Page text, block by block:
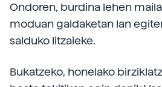
Ondoren, burdina lehen
moduan galdaketan lan
salduko litzaieke.
Bukatzeko, honelako